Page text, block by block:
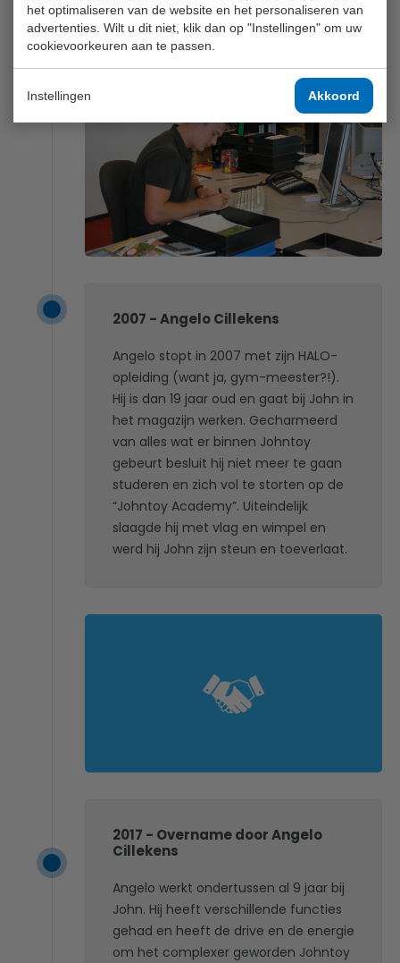
het optimaliseren van de website en het personaliseren van
advertenties. Wilt u dit niet, klik dan op "Instellingen" om uw
cookievoorkeuren aan te passen.
Instellingen Akkoord
2007 - Angelo Cillekens
Angelo stopt in 2007 met zijn HALO-
opleiding (want ja, gym-meester?!).
Hij is dan 19 jaar oud en gaat bij John in
het magazijn werken. Gecharmeerd
van alles wat er binnen Johntoy
gebeurt besluit hij niet meer te gaan
studeren en zich vol te storten op de
“Johntoy Academy”. Uiteindelijk
slaagde hij met vlag en wimpel en
werd hij John zijn steun en toeverlaat.
2017 - Overname door Angelo
Cillekens
Angelo werkt ondertussen al 9 jaar bij
John. Hij heeft verschillende functies
gehad en heeft de drive en de energie
om het complexer geworden Johntoy